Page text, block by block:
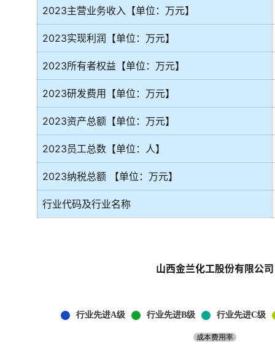
2023主营业务收入【单位：万元】
2023实现利润【单位：万元】
2023所有者权益【单位：万元】
2023研发费用【单位：万元】
2023资产总额【单位：万元】
2023员工总数【单位：人】
2023纳税总额 【单位：万元】
行业代码及行业名称
山西金兰化工股份有限公司